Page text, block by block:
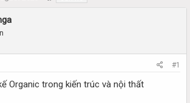
#1
Organic trong kiến trúc và nội thất